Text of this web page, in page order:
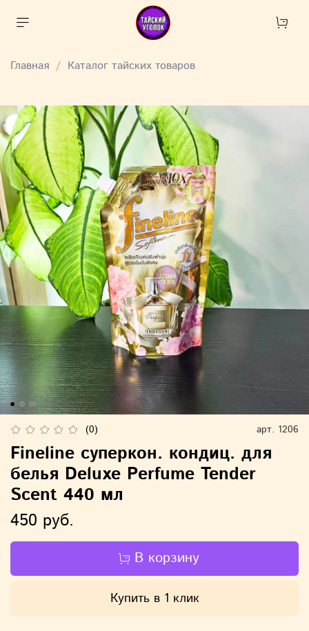
Главная Каталог тайских товаров
(0) арт. 1206
Fineline суперкон. кондиц. для
белья Deluxe Perfume Tender
Scent 440 мл
450 руб.
В корзину
Купить в 1 клик